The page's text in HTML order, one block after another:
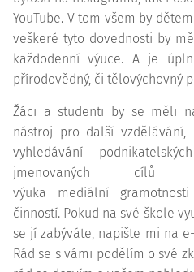
YouTube. V tom všem by
veškeré tyto dovednosti by
každodenní výuce. A je
přírodovědný, či tělovýchovný
Žáci a studenti by se měli
nástroj pro další vzdělávání,
vyhledávání
jmenovaných
výuka mediální
činností. Pokud na své škole
se jí zabýváte, napište mi na
Rád se s vámi podělím o své